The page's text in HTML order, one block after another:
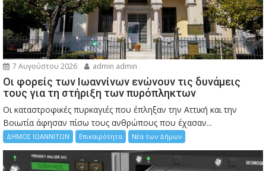
7 Αυγούστου 2026 admin admin
Οι φορείς των Ιωαννίνων ενώνουν τις δυνάμεις
τους για τη στήριξη των πυρόπληκτων
Οι καταστροφικές πυρκαγιές που έπληξαν την Αττική και την
Bοιωτία άφησαν πίσω τους ανθρώπους που έχασαν...
ΔΗΜΟΣ ΙΩΑΝΝΙΤΩΝ Επικαιρότητα Νέα των Δήμων